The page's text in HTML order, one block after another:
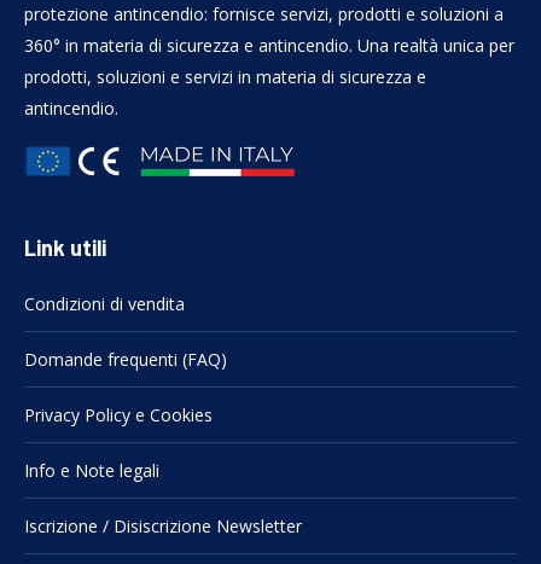
protezione antincendio: fornisce servizi, prodotti e soluzioni a
360° in materia di sicurezza e antincendio. Una realtà unica per
prodotti, soluzioni e servizi in materia di sicurezza e
antincendio.
Link utili
Condizioni di vendita
Domande frequenti (FAQ)
Privacy Policy e Cookies
Info e Note legali
Iscrizione / Disiscrizione Newsletter